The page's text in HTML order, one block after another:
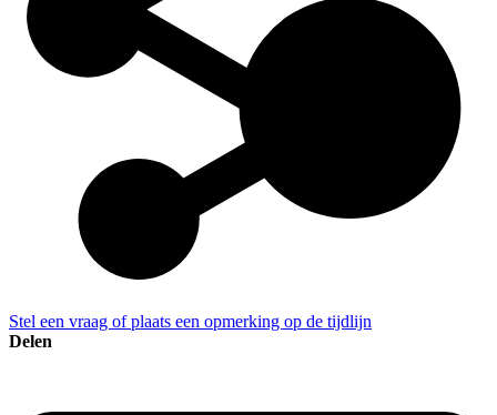
Stel een vraag of plaats een opmerking op de tijdlijn
Delen